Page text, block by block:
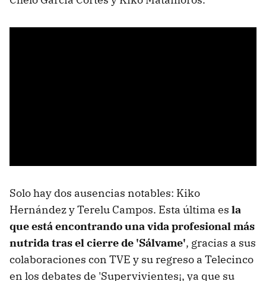
Solo hay dos ausencias notables: Kiko
Hernández y Terelu Campos. Esta última es la
que está encontrando una vida profesional más
nutrida tras el cierre de 'Sálvame', gracias a sus
colaboraciones con TVE y su regreso a Telecinco
en los debates de 'Supervivientes¡, ya que su